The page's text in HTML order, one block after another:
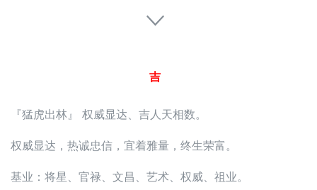
吉
『猛虎出林』 权威显达、吉人天相数。
权威显达，热诚忠信，宜着雅量，终生荣富。
基业：将星、官禄、文昌、艺术、权威、祖业。